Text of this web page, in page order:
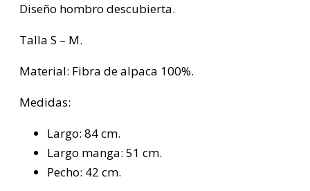
Diseño hombro descubierta.
Talla S – M.
Material: Fibra de alpaca 100%.
Medidas:
Largo: 84 cm.
Largo manga: 51 cm.
Pecho: 42 cm.